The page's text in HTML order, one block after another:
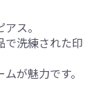
ス。
で洗練された印
が魅力です。